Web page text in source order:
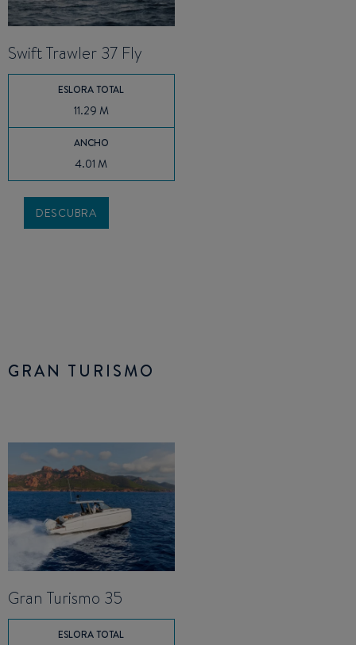
Swift Trawler 37 Fly
ESLORA TOTAL
11.29 M
ANCHO
4.01 M
DESCUBRA
GRAN TURISMO
Gran Turismo 35
ESLORA TOTAL